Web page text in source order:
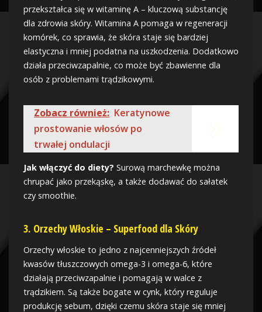
przekształca się w witaminę A – kluczową substancję
dla zdrowia skóry. Witamina A pomaga w regeneracji
komórek, co sprawia, że skóra staje się bardziej
elastyczna i mniej podatna na uszkodzenia. Dodatkowo
działa przeciwzapalnie, co może być zbawienne dla
osób z problemami trądzikowymi.
Zobacz również: Keratynowe
prostowanie włosów po
trwałej ondulacji
Jak włączyć do diety? Surową marchewkę można
chrupać jako przekąskę, a także dodawać do sałatek
czy smoothie.
3. Orzechy Włoskie – Superfood dla Skóry
Orzechy włoskie to jedno z najcenniejszych źródeł
kwasów tłuszczowych omega-3 i omega-6, które
działają przeciwzapalnie i pomagają w walce z
trądzikiem. Są także bogate w cynk, który reguluje
produkcję sebum, dzięki czemu skóra staje się mniej